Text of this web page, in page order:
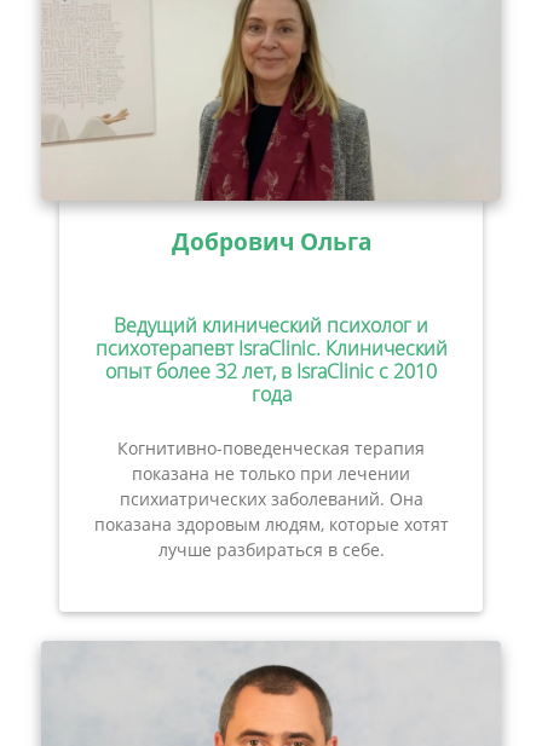
Добрович Ольга
Ведущий клинический психолог и
психотерапевт IsraClinic. Клинический
опыт более 32 лет, в IsraClinic с 2010
года
Когнитивно-поведенческая терапия
показана не только при лечении
психиатрических заболеваний. Она
показана здоровым людям, которые хотят
лучше разбираться в себе.